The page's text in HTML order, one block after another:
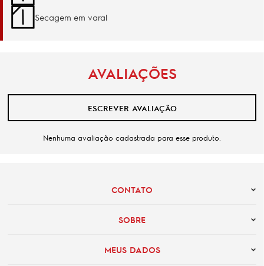
Secagem em varal
AVALIAÇÕES
ESCREVER AVALIAÇÃO
Nenhuma avaliação cadastrada para esse produto.
CONTATO
SOBRE
MEUS DADOS